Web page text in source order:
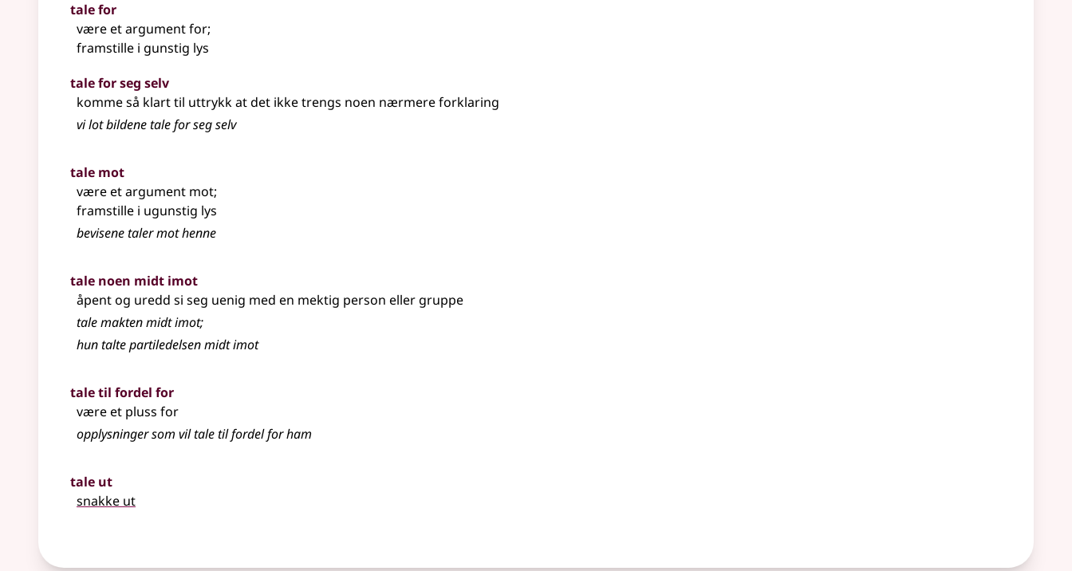
tale for
være et argument for;
framstille i gunstig lys
tale for seg selv
komme så klart til uttrykk at det ikke trengs noen nærmere forklaring
vi lot bildene tale for seg selv
tale mot
være et argument mot;
framstille i ugunstig lys
bevisenetalermot henne
tale noen midt imot
åpent og uredd si seg uenig med en mektig person eller gruppe
tale makten midt imot;
hun talte partiledelsen midt imot
tale til fordel for
være et pluss for
opplysninger som vil tale til fordel for ham
tale ut
snakke ut